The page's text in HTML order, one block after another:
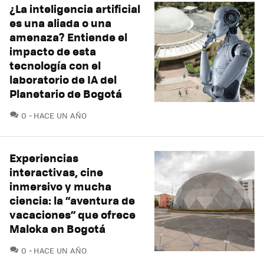
¿La inteligencia artificial
es una aliada o una
amenaza? Entiende el
impacto de esta
tecnología con el
laboratorio de IA del
Planetario de Bogotá
0 COMENTARIOS
HACE UN AÑO
Experiencias
interactivas, cine
inmersivo y mucha
ciencia: la “aventura de
vacaciones” que ofrece
Maloka en Bogotá
0 COMENTARIOS
HACE UN AÑO